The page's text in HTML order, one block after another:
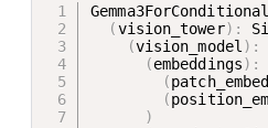
(vision_tower) :
(vision_model ) :
(embeddings) :
(
(
)